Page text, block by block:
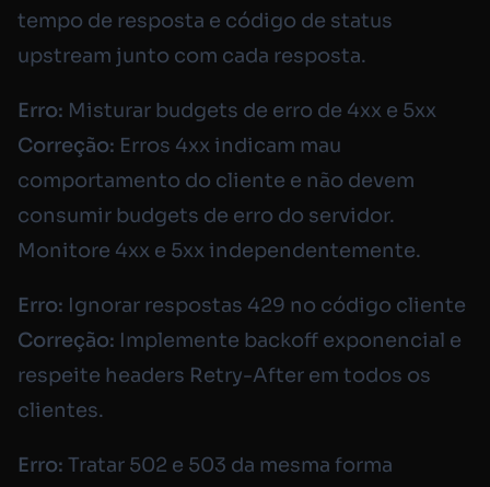
tempo de resposta e código de status
upstream junto com cada resposta.
Erro: Misturar budgets de erro de 4xx e 5xx
Correção: Erros 4xx indicam mau
comportamento do cliente e não devem
consumir budgets de erro do servidor.
Monitore 4xx e 5xx independentemente.
Erro: Ignorar respostas 429 no código cliente
Correção: Implemente backoff exponencial e
respeite headers Retry-After em todos os
clientes.
Erro: Tratar 502 e 503 da mesma forma